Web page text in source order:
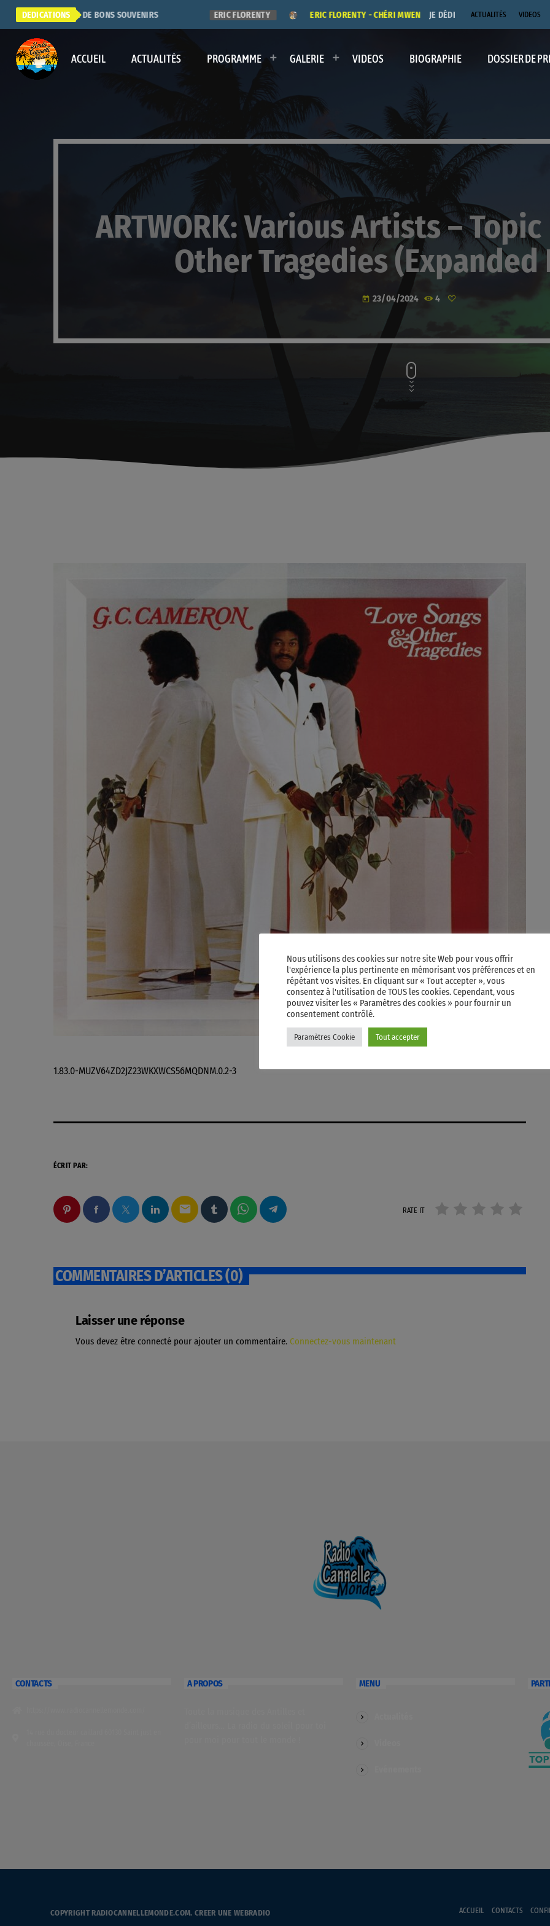
DEDICATIONS
SUPER RADIO. QUE DE BONS SOUVENIRS ERIC FLORENTY ERIC FLORENTY - CHÉRI MWEN JE DÉDICACE LE TITRE "CHÉRI
ACTUALITÉS VIDEOS
ACCUEIL ACTUALITÉS PROGRAMME GALERIE VIDEOS BIOGRAPHIE DOSSIER DE
ARTWORK: Various Artists –
Other Tragedies
today 23/04/2024 4
1.83.0-MUZV64ZD2JZ23WKXWCS56MQDNM.0.2-3
ÉCRIT PAR:
email RATE IT
COMMENTAIRES D’ARTICLES (0)
Laisser une réponse
Vous devez être connecté pour ajouter un commentaire. Connectez-vous maintenant
CONTACTS A PROPOS MENU
COPYRIGHT RADIOCANNELLEMONDE.COM. CREER UNE WEBRADIO ACCUEIL CONTACTS
Nous utilisons des cookies sur notre site Web pour vous offrir
l'expérience la plus pertinente en mémorisant vos préférences et en
répétant vos visites. En cliquant sur « Tout accepter », vous
consentez à l'utilisation de TOUS les cookies. Cependant, vous
pouvez visiter les « Paramètres des cookies » pour fournir un
consentement contrôlé.
Paramètres Cookie Tout accepter